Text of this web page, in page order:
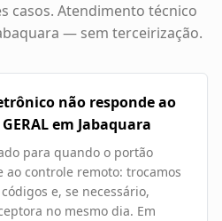
casos. Atendimento técnico
— sem terceirização.
não responde ao
em Jabaquara
para quando o portão
controle remoto: trocamos
e, se necessário,
no mesmo dia. Em